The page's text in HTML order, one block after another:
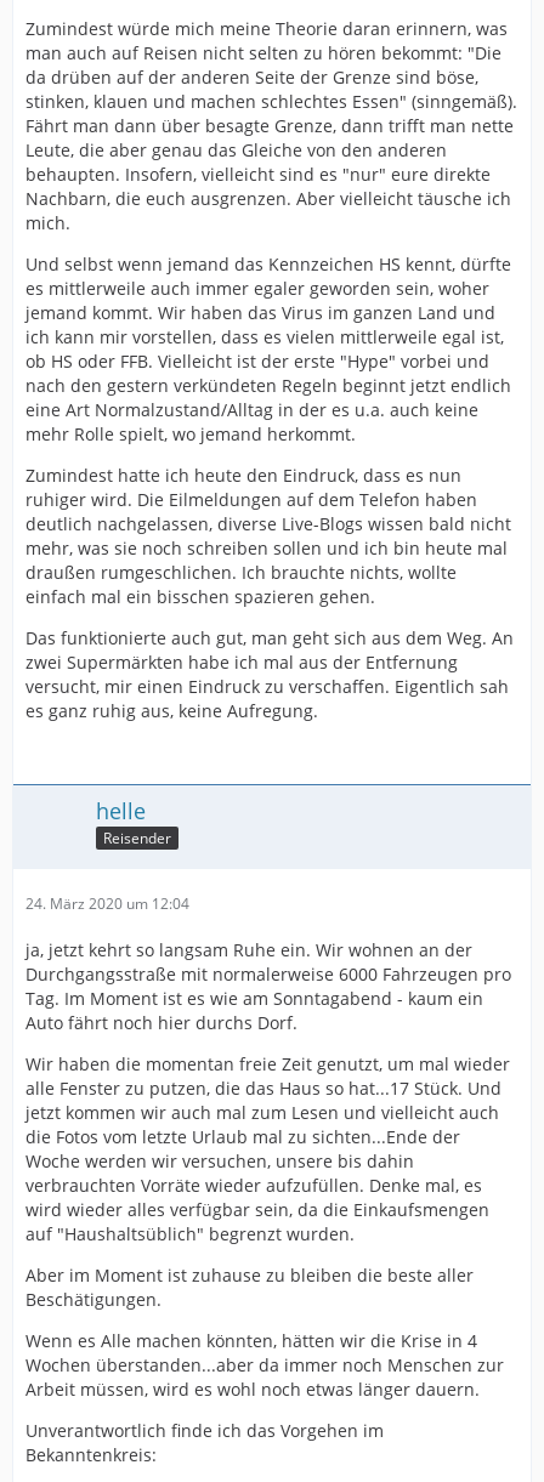
Zumindest würde mich meine Theorie daran erinnern, was
man auch auf Reisen nicht selten zu hören bekommt: "Die
da drüben auf der anderen Seite der Grenze sind böse,
stinken, klauen und machen schlechtes Essen" (sinngemäß).
Fährt man dann über besagte Grenze, dann trifft man nette
Leute, die aber genau das Gleiche von den anderen
behaupten. Insofern, vielleicht sind es "nur" eure direkte
Nachbarn, die euch ausgrenzen. Aber vielleicht täusche ich
mich.
Und selbst wenn jemand das Kennzeichen HS kennt, dürfte
es mittlerweile auch immer egaler geworden sein, woher
jemand kommt. Wir haben das Virus im ganzen Land und
ich kann mir vorstellen, dass es vielen mittlerweile egal ist,
ob HS oder FFB. Vielleicht ist der erste "Hype" vorbei und
nach den gestern verkündeten Regeln beginnt jetzt endlich
eine Art Normalzustand/Alltag in der es u.a. auch keine
mehr Rolle spielt, wo jemand herkommt.
Zumindest hatte ich heute den Eindruck, dass es nun
ruhiger wird. Die Eilmeldungen auf dem Telefon haben
deutlich nachgelassen, diverse Live-Blogs wissen bald nicht
mehr, was sie noch schreiben sollen und ich bin heute mal
draußen rumgeschlichen. Ich brauchte nichts, wollte
einfach mal ein bisschen spazieren gehen.
Das funktionierte auch gut, man geht sich aus dem Weg. An
zwei Supermärkten habe ich mal aus der Entfernung
versucht, mir einen Eindruck zu verschaffen. Eigentlich sah
es ganz ruhig aus, keine Aufregung.
helle
Reisender
24. März 2020 um 12:04
ja, jetzt kehrt so langsam Ruhe ein. Wir wohnen an der
Durchgangsstraße mit normalerweise 6000 Fahrzeugen pro
Tag. Im Moment ist es wie am Sonntagabend - kaum ein
Auto fährt noch hier durchs Dorf.
Wir haben die momentan freie Zeit genutzt, um mal wieder
alle Fenster zu putzen, die das Haus so hat...17 Stück. Und
jetzt kommen wir auch mal zum Lesen und vielleicht auch
die Fotos vom letzte Urlaub mal zu sichten...Ende der
Woche werden wir versuchen, unsere bis dahin
verbrauchten Vorräte wieder aufzufüllen. Denke mal, es
wird wieder alles verfügbar sein, da die Einkaufsmengen
auf "Haushaltsüblich" begrenzt wurden.
Aber im Moment ist zuhause zu bleiben die beste aller
Beschätigungen.
Wenn es Alle machen könnten, hätten wir die Krise in 4
Wochen überstanden...aber da immer noch Menschen zur
Arbeit müssen, wird es wohl noch etwas länger dauern.
Unverantwortlich finde ich das Vorgehen im
Bekanntenkreis: